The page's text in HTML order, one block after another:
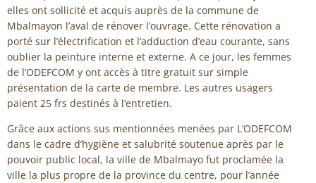
elles ont sollicité et acquis auprès de la commune de
Mbalmayon l’aval de rénover l’ouvrage. Cette rénovation a
porté sur l’électrification et l’adduction d’eau courante, sans
oublier la peinture interne et externe. A ce jour, les femmes
de l’ODEFCOM y ont accès à titre gratuit sur simple
présentation de la carte de membre. Les autres usagers
paient 25 frs destinés à l’entretien.
Grâce aux actions sus mentionnées menées par L’ODEFCOM
dans le cadre d’hygiène et salubrité soutenue après par le
pouvoir public local, la ville de Mbalmayo fut proclamée la
ville la plus propre de la province du centre, pour l’année